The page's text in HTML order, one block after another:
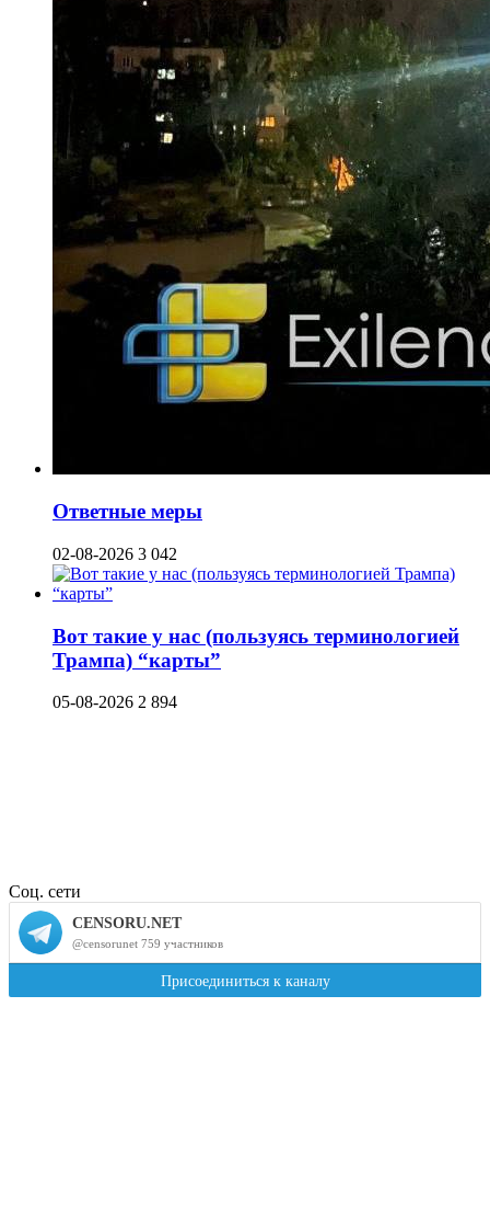
Ответные меры
02-08-2026 3 042
Вот такие у нас (пользуясь терминологией
Трампа) “карты”
05-08-2026 2 894
Соц. сети